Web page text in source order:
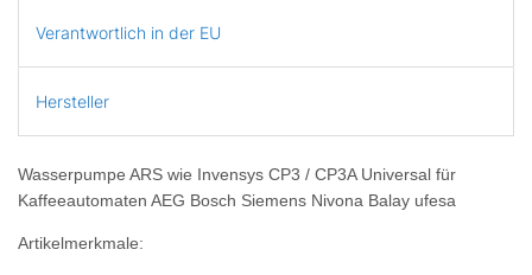
Verantwortlich in der EU
Hersteller
Wasserpumpe ARS wie Invensys CP3 / CP3A Universal für
Kaffeeautomaten AEG Bosch Siemens Nivona Balay ufesa
Artikelmerkmale: